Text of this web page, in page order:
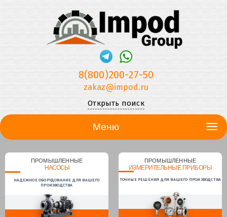
8(800)200-27-50
zakaz@impod.ru
Открыть поиск
Меню
ПРОМЫШЛЕННЫЕ
НАСОСЫ
НАДЕЖНОЕ ОБОРУДОВАНИЕ ДЛЯ ВАШЕГО
ПРОИЗВОДСТВА
ПРОМЫШЛЕННЫЕ
ИЗМЕРИТЕЛЬНЫЕ ПРИБОРЫ
ТОЧНЫЕ РЕШЕНИЯ ДЛЯ ВАШЕГО ПРОИЗВОДСТВА